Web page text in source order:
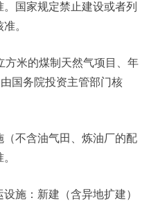
国家规定禁止建设或者列
。
米的煤制天然气项目、年
国务院投资主管部门核
不含油气田、炼油厂的配
：新建（含异地扩建）